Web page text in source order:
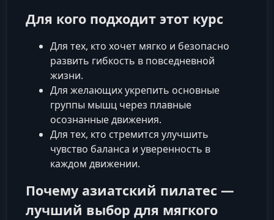
Для кого подходит этот курс
Для тех, кто хочет мягко и безопасно
развить гибкость в повседневной
жизни.
Для желающих укрепить основные
группы мышц через плавные
осознанные движения.
Для тех, кто стремится улучшить
чувство баланса и уверенность в
каждом движении.
Почему азиатский пилатес —
лучший выбор для мягкого